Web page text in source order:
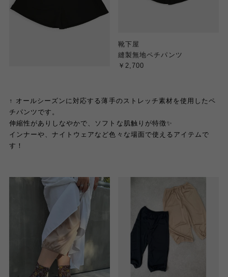
靴下屋
縫製無地ペチパンツ
￥2,700
↑ オールシーズンに対応する薄手のストレッチ素材を使用したペ
チパンツです。
伸縮性がありしなやかで、ソフトな肌触りが特徴✨
インナーや、ナイトウェアなど色々な場面で使えるアイテムで
す！